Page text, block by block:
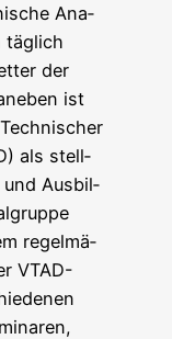
Ana­
täg­lich
der
ist
als stell­
und Aus­bil­
regel­mä­
VTAD-